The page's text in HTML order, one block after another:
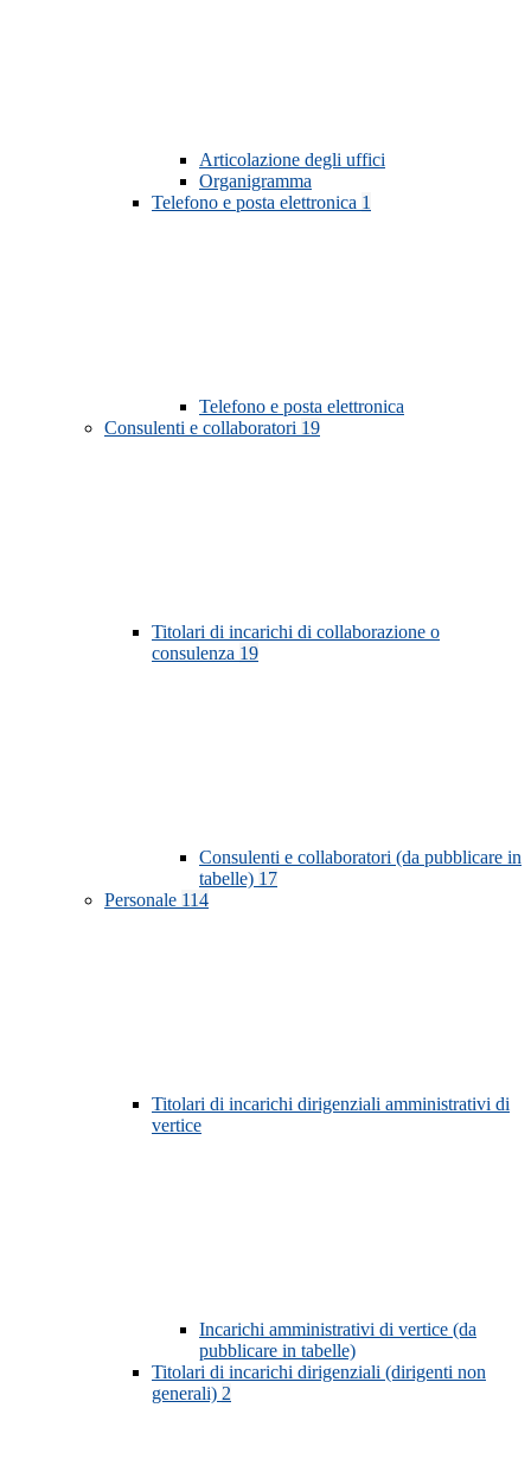
Articolazione degli uffici
Organigramma
Telefono e posta elettronica 1
Telefono e posta elettronica
Consulenti e collaboratori 19
Titolari di incarichi di collaborazione o
consulenza 19
Consulenti e collaboratori (da pubblicare in
tabelle) 17
Personale 114
Titolari di incarichi dirigenziali amministrativi di
vertice
Incarichi amministrativi di vertice (da
pubblicare in tabelle)
Titolari di incarichi dirigenziali (dirigenti non
generali) 2